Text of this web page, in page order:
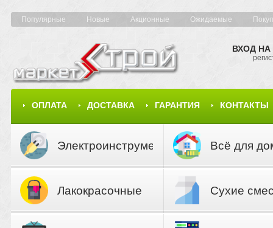
Популярные Новые Акционные Ожидаемые
ОПЛАТА ДОСТАВКА ГАРАНТИЯ КОНТАКТЫ
КАРТА САЙТА
ВХОД НА
Электроинструмент Всё для
Лакокрасочные
Сухие